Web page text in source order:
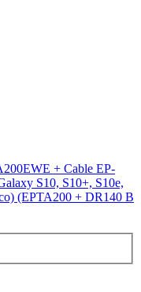
+ Cable EP-
S10, S10+, S10e,
(EPTA200 + DR140 B